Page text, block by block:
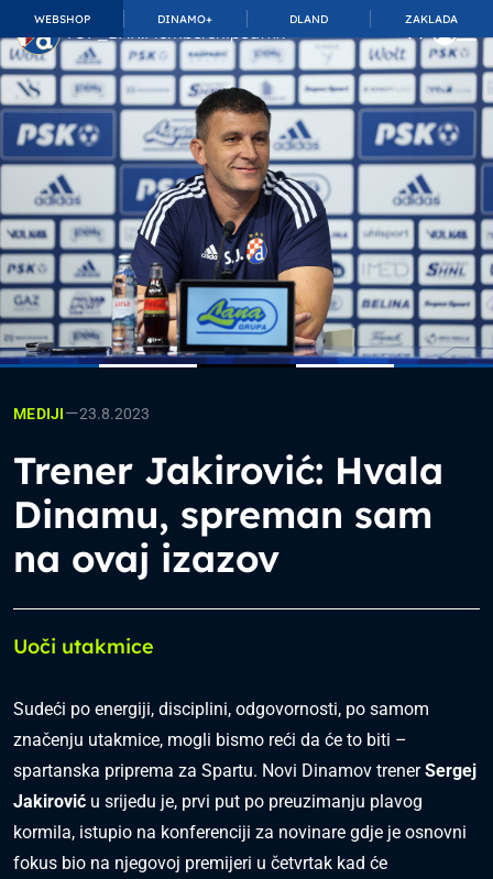
WEBSHOP DINAMO+ DLAND ZAKLADA
TOP_BAR.MembershipSuffix
MEDIJI—23.8.2023
Trener Jakirović: Hvala
Dinamu, spreman sam
na ovaj izazov
Uoči utakmice
Sudeći po energiji, disciplini, odgovornosti, po samom
značenju utakmice, mogli bismo reći da će to biti –
spartanska priprema za Spartu. Novi Dinamov trenerSergej
Jakirović u srijedu je, prvi put po preuzimanju plavog
kormila, istupio na konferenciji za novinare gdje je osnovni
fokus bio na njegovoj premijeri u četvrtak kad će